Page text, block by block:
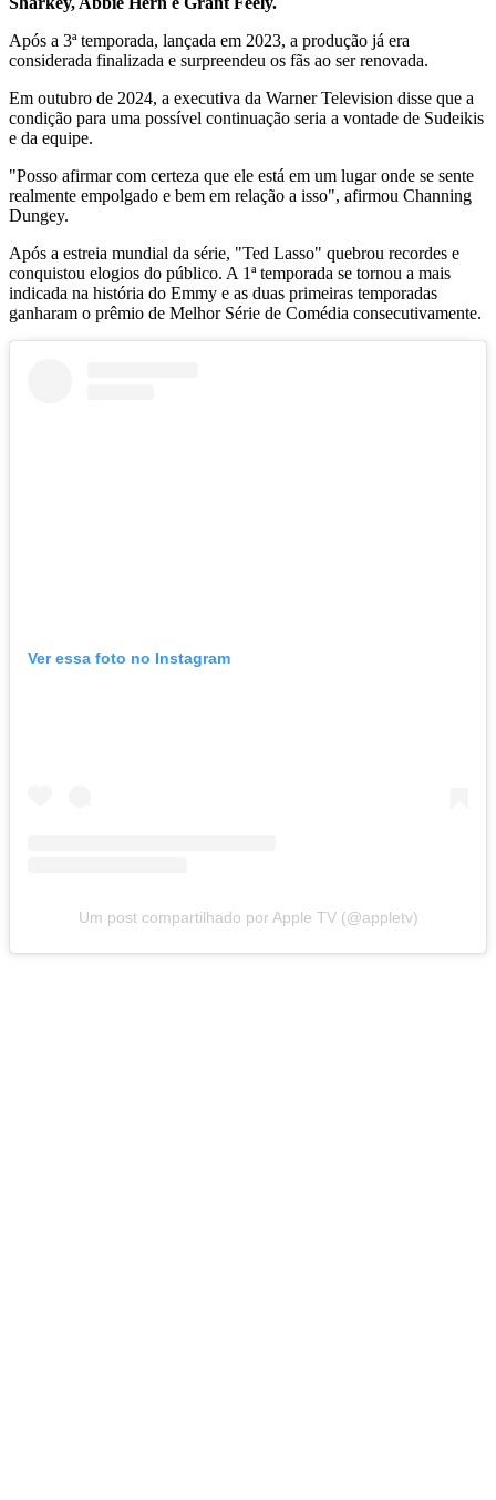
Após a 3ª temporada, lançada em 2023, a produção já era
considerada finalizada e surpreendeu os fãs ao ser renovada.
Em outubro de 2024, a executiva da Warner Television disse que a
condição para uma possível continuação seria a vontade de Sudeikis
e da equipe.
"Posso afirmar com certeza que ele está em um lugar onde se sente
realmente empolgado e bem em relação a isso", afirmou Channing
Dungey.
Após a estreia mundial da série, "Ted Lasso" quebrou recordes e
conquistou elogios do público. A 1ª temporada se tornou a mais
indicada na história do Emmy e as duas primeiras temporadas
ganharam o prêmio de Melhor Série de Comédia consecutivamente.
Ver essa foto no Instagram
Um post compartilhado por Apple TV (@appletv)